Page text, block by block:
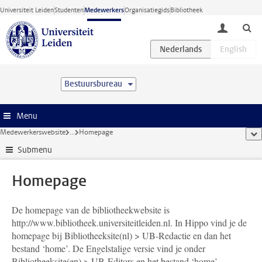
Ga direct naar de inhoud
Universiteit LeidenStudentenMedewerkersOrganisatiegidsBibliotheek
toggle
Bestuursbureau
Menu
Medewerkerswebsite ... Homepage
Submenu
Homepage
De homepage van de bibliotheekwebsite is
http://www.bibliotheek.universiteitleiden.nl. In Hippo vind je de
homepage bij Bibliotheeksite(nl) > UB-Redactie en dan het
bestand ‘home’. De Engelstalige versie vind je onder